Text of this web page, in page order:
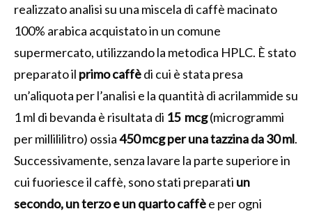
realizzato analisi su una miscela di caffè macinato
100% arabica acquistato in un comune
supermercato, utilizzando la metodica HPLC. È stato
preparato il primo caffèdi cui è stata presa
un’aliquota per l’analisi e la quantità di acrilammide su
1 ml di bevanda è risultata di 15 mcg(microgrammi
per millililitro) ossia450 mcg per una tazzina da 30 ml.
Successivamente, senza lavare la parte superiore in
cui fuoriesce il caffè, sono stati preparati un
secondo, un terzo e un quarto caffèe per ogni